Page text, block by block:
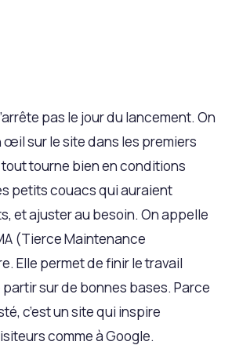
pas le jour du lancement. On
sur le site dans les premiers
tout tourne bien en conditions
petits couacs qui auraient
et ajuster au besoin. On appelle
(Tierce Maintenance
Elle permet de finir le travail
sur de bonnes bases. Parce
c’est un site qui inspire
comme à Google.